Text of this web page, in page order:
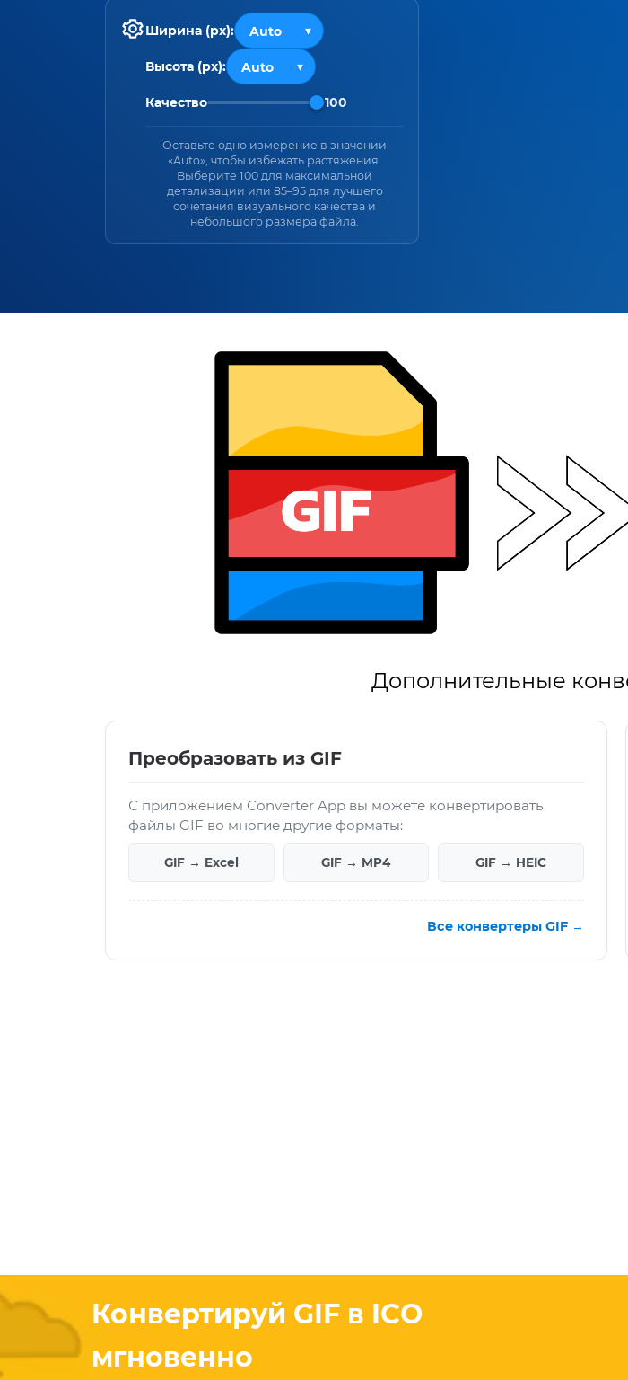
Ширина (px):
Высота (px):
Качество 100
Оставьте одно измерение в значении
«Auto», чтобы избежать растяжения.
Выберите 100 для максимальной
детализации или 85–95 для лучшего
сочетания визуального качества и
небольшого размера файла.
Дополнительные
Преобразовать из GIF
С приложением Converter App вы можете конвертировать
файлы GIF во многие другие форматы:
GIF → Excel GIF → MP4 GIF → HEIC
Все конвертеры GIF →
Конвертируй GIF в ICO
мгновенно